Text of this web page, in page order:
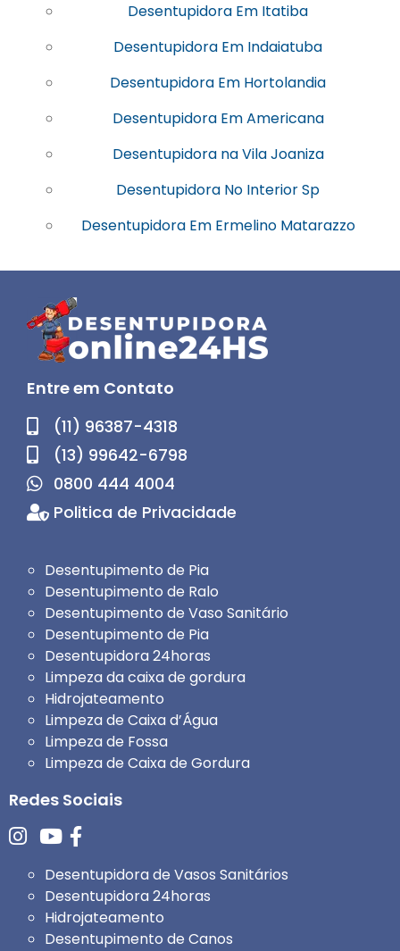
Desentupidora Em Itatiba
Desentupidora Em Indaiatuba
Desentupidora Em Hortolandia
Desentupidora Em Americana
Desentupidora na Vila Joaniza
Desentupidora No Interior Sp
Desentupidora Em Ermelino Matarazzo
Entre em Contato
(11) 96387-4318
(13) 99642-6798
0800 444 4004
Politica de Privacidade
Desentupimento de Pia
Desentupimento de Ralo
Desentupimento de Vaso Sanitário
Desentupimento de Pia
Desentupidora 24horas
Limpeza da caixa de gordura
Hidrojateamento
Limpeza de Caixa d’Água
Limpeza de Fossa
Limpeza de Caixa de Gordura
Redes Sociais
Desentupidora de Vasos Sanitários
Desentupidora 24horas
Hidrojateamento
Desentupimento de Canos